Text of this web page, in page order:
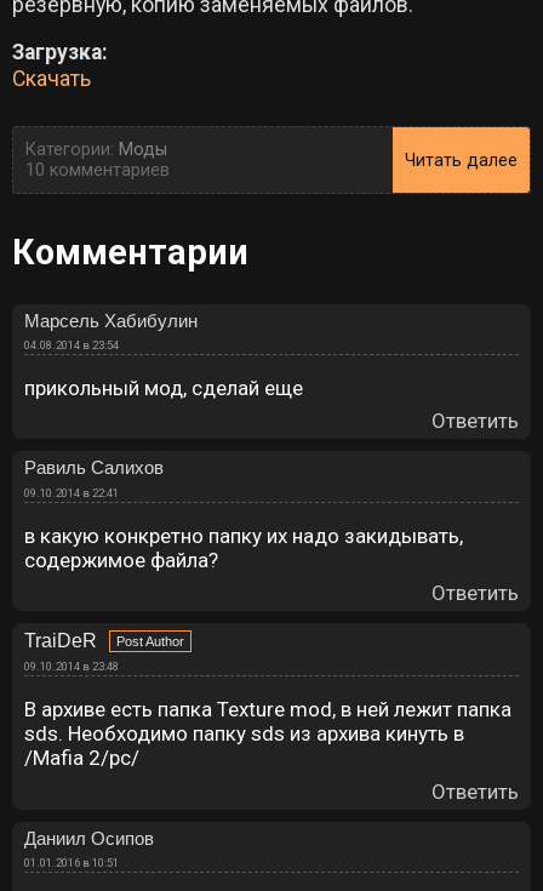
Загрузка:
Скачать
Категории: Моды
10 комментариев
Читать далее
Комментарии
Марсель Хабибулин
04.08.2014 в 23:54
прикольный мод, сделай еще
Ответить
Равиль Салихов
09.10.2014 в 22:41
в какую конкретно папку их надо закидывать,
содержимое файла?
Ответить
TraiDeR
09.10.2014 в 23:48
В архиве есть папка Texture mod, в ней лежит папка
sds. Необходимо папку sds из архива кинуть в
/Mafia 2/pc/
Ответить
Даниил Осипов
01.01.2016 в 10:51